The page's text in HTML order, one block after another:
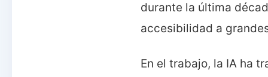
durante la última
accesibilidad a
En el trabajo, la IA ha